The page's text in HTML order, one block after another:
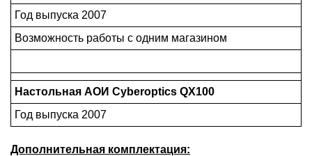
Год выпуска 2007
Возможность работы с одним магазином
Настольная АОИ Cyberoptics QX100
Год выпуска 2007
Дополнительная комплектация: